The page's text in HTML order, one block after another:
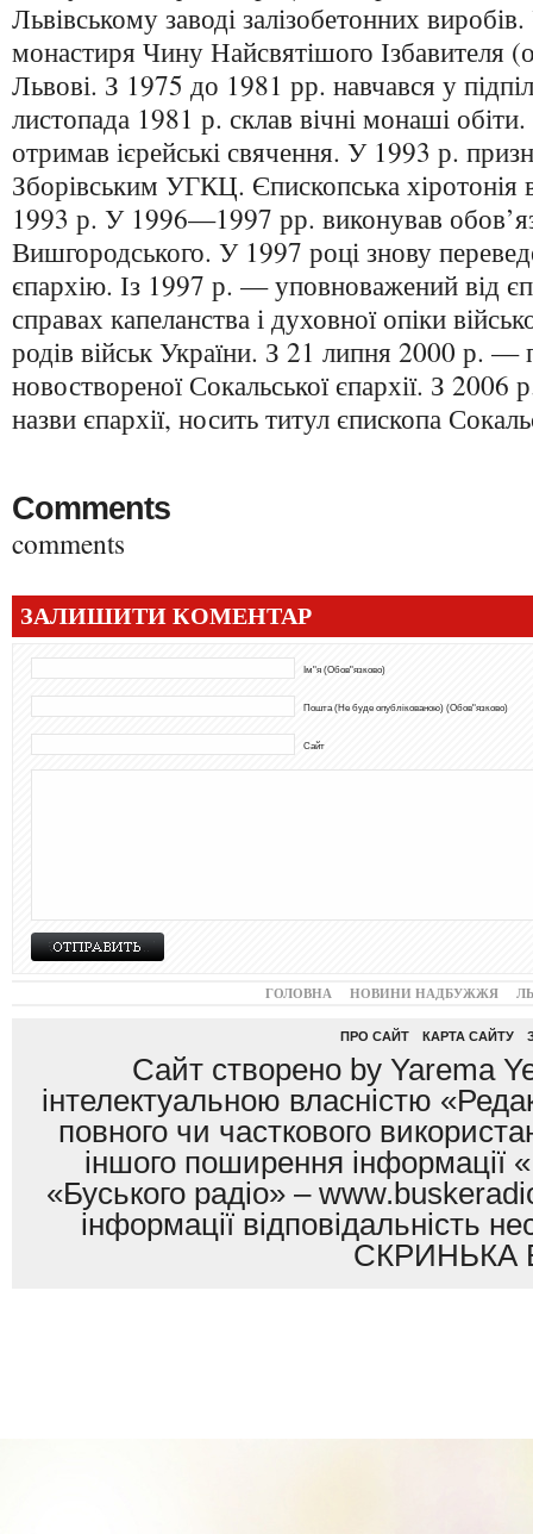
Львівському заводі залізобетонних
монастиря Чину Найсвятішого Ізбавителя
Львові. З 1975 до 1981 рр. навчався у
листопада 1981 р. склав вічні монаші
отримав ієрейські свячення. У 1993 р.
Зборівським УГКЦ. Єпископська хіротонія
1993 р. У 1996—1997 рр. виконував
Вишгородського. У 1997 році знову
єпархію. Із 1997 р. — уповноважений від
справах капеланства і духовної опіки
родів військ України. З 21 липня 2000 р. —
новоствореної Сокальської єпархії. З 2006
назви єпархії, носить титул єпископа
Comments
comments
ЗАЛИШИТИ КОМЕНТАР
Ім"я (Обов"язково)
Пошта (Не буде опублікованою) (Обов"язково)
Сайт
ГОЛОВНА НОВИНИ НАДБУЖЖЯ
ПРО САЙТ КАРТА САЙТУ
Сайт створено by Yarema
інтелектуальною власністю
повного чи часткового
іншого поширення інформації
«Буського радіо» –
інформації
СКРИНЬКА